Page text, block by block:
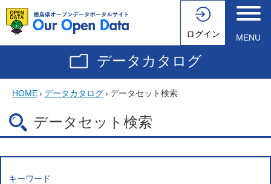
ログイン MENU
データカタログ
HOME› データカタログ› データセット検索
データセット検索
キーワード